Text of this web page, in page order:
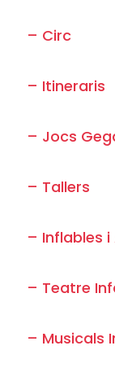
– Circ
– Itineraris
– Jocs
– Tallers
– Inflables
– Teatre
– Musicals